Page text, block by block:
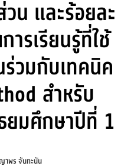
น และร้อยละ
ารเรียนรู้ที่ใช้
วมกับเทคนิค
สำหรับ
ยมศึกษาปีที่ 1
าพร จันทะนัน